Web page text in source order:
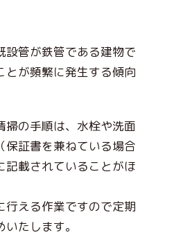
設管が鉄管である建物で
とが頻繁に発生する傾向
の手順は、水栓や洗面
保証書を兼ねている場合
記載されていることがほ
行える作業ですので定期
たします。